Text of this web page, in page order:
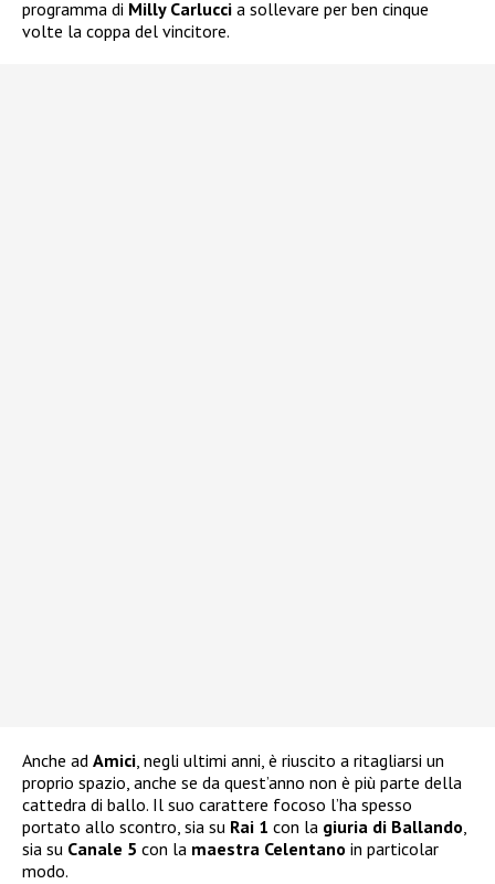
programma di Milly Carlucci a sollevare per ben cinque
volte la coppa del vincitore.
Anche ad Amici, negli ultimi anni, è riuscito a ritagliarsi un
proprio spazio, anche se da quest’anno non è più parte della
cattedra di ballo. Il suo carattere focoso l’ha spesso
portato allo scontro, sia su Rai 1 con la giuria di Ballando,
sia su Canale 5 con la maestra Celentano in particolar
modo.